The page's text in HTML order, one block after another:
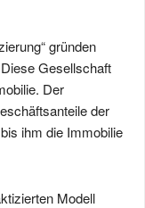
gründen
Gesellschaft
Der
der
ihm die Immobilie
Modell